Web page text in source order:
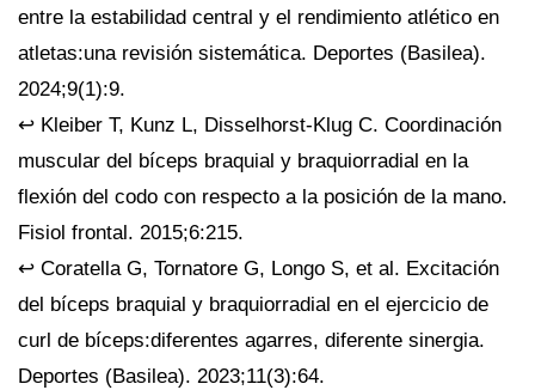
entre la estabilidad central y el rendimiento atlético en
atletas:una revisión sistemática. Deportes (Basilea).
2024;9(1):9.
↩ Kleiber T, Kunz L, Disselhorst-Klug C. Coordinación
muscular del bíceps braquial y braquiorradial en la
flexión del codo con respecto a la posición de la mano.
Fisiol frontal. 2015;6:215.
↩ Coratella G, Tornatore G, Longo S, et al. Excitación
del bíceps braquial y braquiorradial en el ejercicio de
curl de bíceps:diferentes agarres, diferente sinergia.
Deportes (Basilea). 2023;11(3):64.